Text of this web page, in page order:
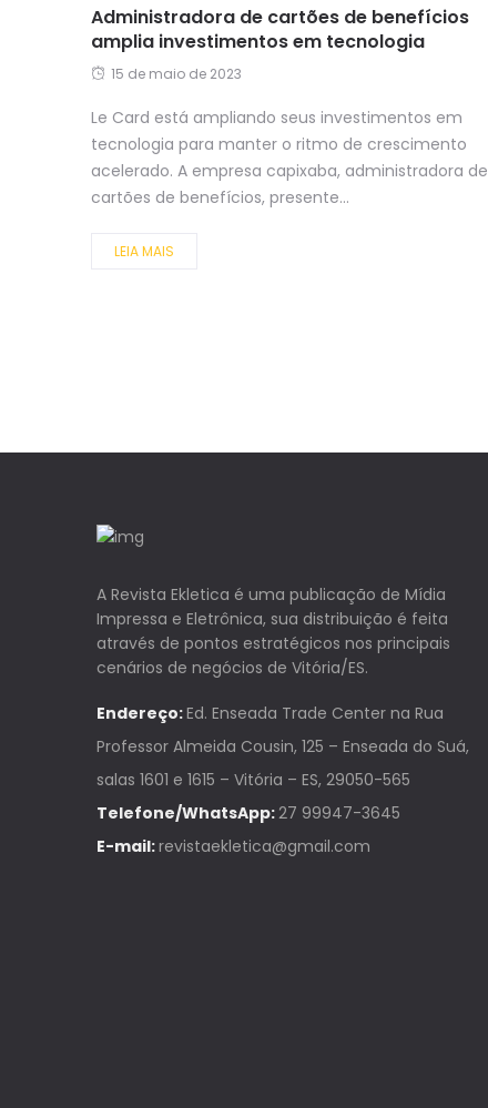
Administradora de cartões de benefícios
amplia investimentos em tecnologia
15 de maio de 2023
Le Card está ampliando seus investimentos em
tecnologia para manter o ritmo de crescimento
acelerado. A empresa capixaba, administradora de
cartões de benefícios, presente...
LEIA MAIS
A Revista Ekletica é uma publicação de Mídia
Impressa e Eletrônica, sua distribuição é feita
através de pontos estratégicos nos principais
cenários de negócios de Vitória/ES.
Endereço:Ed. Enseada Trade Center na Rua
Professor Almeida Cousin, 125 – Enseada do Suá,
salas 1601 e 1615 – Vitória – ES, 29050-565
Telefone/WhatsApp:27 99947-3645
E-mail:revistaekletica@gmail.com